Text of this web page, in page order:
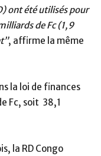
ont été utilisés pour
de Fc (1,9
, affirme la même
la loi de finances
Fc, soit 38,1
la RD Congo